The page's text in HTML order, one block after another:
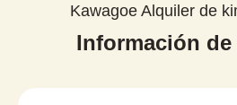
Kawagoe Alquiler de
Información